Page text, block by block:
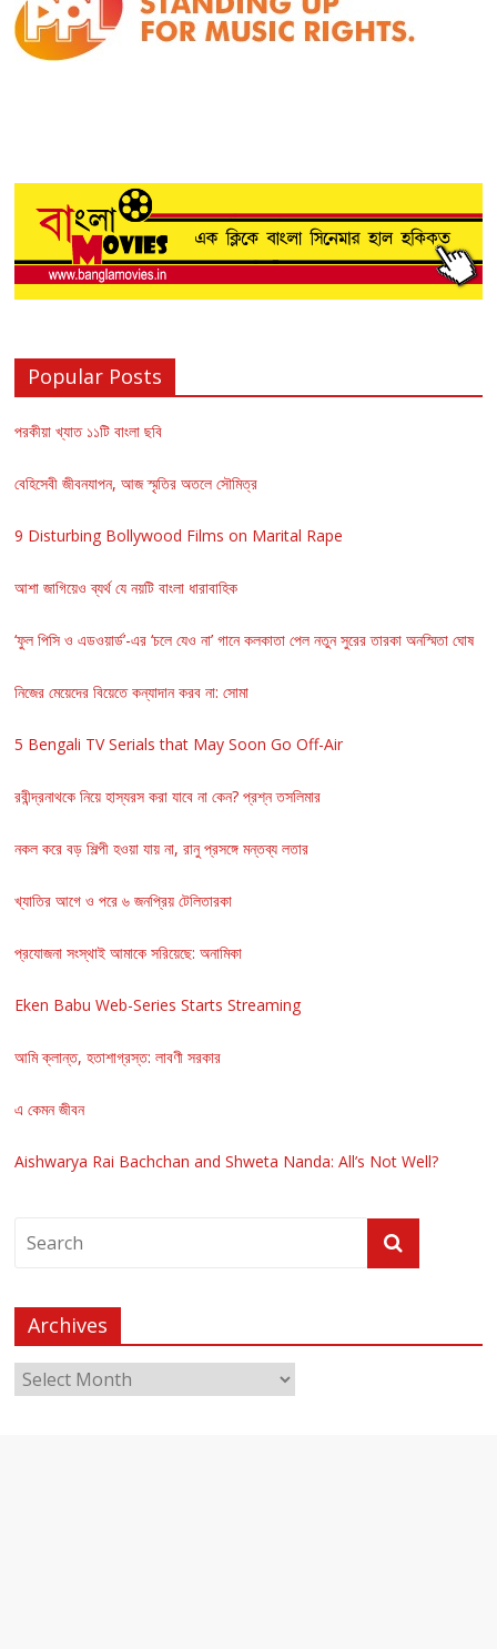
Popular Posts
পরকীয়া খ্যাত ১১টি বাংলা ছবি
বেহিসেবী জীবনযাপন, আজ স্মৃতির অতলে সৌমিত্র
9 Disturbing Bollywood Films on Marital Rape
আশা জাগিয়েও ব্যর্থ যে নয়টি বাংলা ধারাবাহিক
‘ফুল পিসি ও এডওয়ার্ড’-এর ‘চলে যেও না’ গানে কলকাতা পেল নতুন সুরের তারকা অনস্মিতা ঘোষ
নিজের মেয়েদের বিয়েতে কন্যাদান করব না: সোমা
5 Bengali TV Serials that May Soon Go Off-Air
রবীন্দ্রনাথকে নিয়ে হাস্যরস করা যাবে না কেন? প্রশ্ন তসলিমার
নকল করে বড় শিল্পী হওয়া যায় না, রানু প্রসঙ্গে মন্তব্য লতার
খ্যাতির আগে ও পরে ৬ জনপ্রিয় টেলিতারকা
প্রযোজনা সংস্থাই আমাকে সরিয়েছে: অনামিকা
Eken Babu Web-Series Starts Streaming
আমি ক্লান্ত, হতাশাগ্রস্ত: লাবণী সরকার
এ কেমন জীবন
Aishwarya Rai Bachchan and Shweta Nanda: All’s Not Well?
Archives